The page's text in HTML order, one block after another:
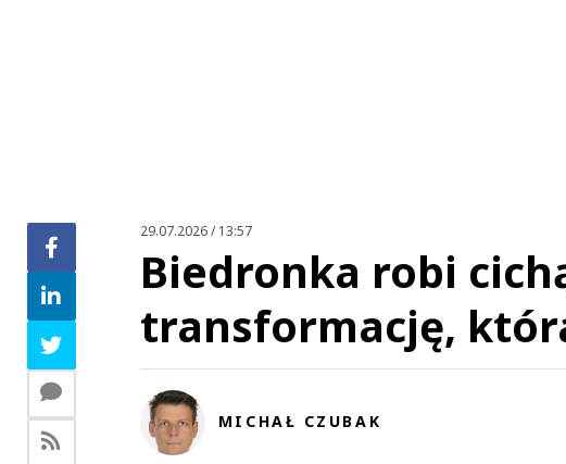
29.07.2026 / 13:57
Biedronka robi
transformację,
MICHAŁ CZUBAK